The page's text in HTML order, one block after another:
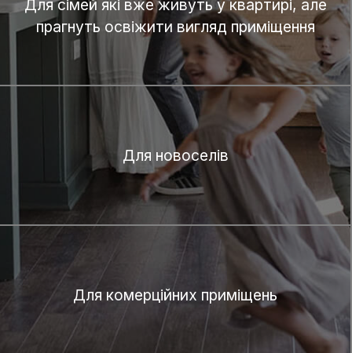
Для сімей які вже живуть у квартирі, але
прагнуть освіжити вигляд приміщення
Для новоселів
Для комерційних приміщень